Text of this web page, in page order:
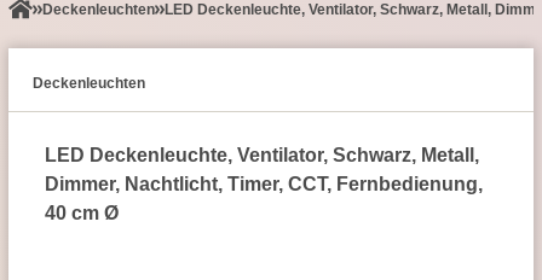
Decken­leuchten LED Deckenleuchte, Ventilator, Schwarz, Metall,
Decken­leuchten
LED Deckenleuchte, Ventilator, Schwarz, Metall,
Dimmer, Nachtlicht, Timer, CCT, Fernbedienung,
40 cm Ø